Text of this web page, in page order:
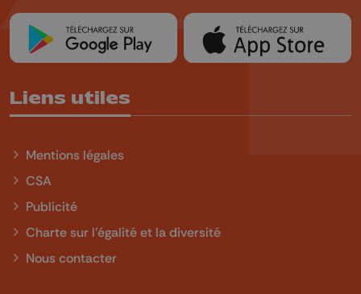
Liens utiles
Mentions légales
CSA
Publicité
Charte sur l'égalité et la diversité
Nous contacter